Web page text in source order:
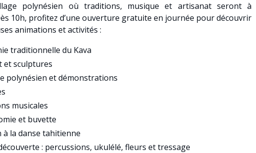
polynésien où traditions, musique et artisanat seront à
10h, profitez d’une ouverture gratuite en journée pour découvrir
animations et activités :
traditionnelle du Kava
et sculptures
polynésien et démonstrations
musicales
et buvette
la danse tahitienne
: percussions, ukulélé, fleurs et tressage